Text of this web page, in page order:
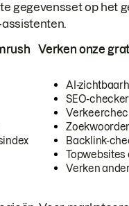
gegevensset op het
Verken onze
AI-
SEO-checker
Backlink-
Topwebsites
Verken